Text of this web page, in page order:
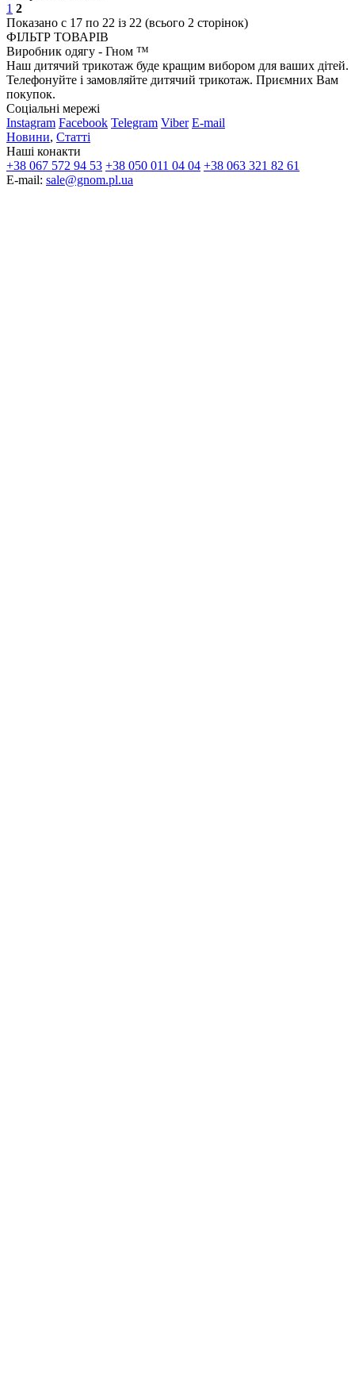
1 2
Показано с 17 по 22 із 22 (всього 2 сторінок)
ФІЛЬТР ТОВАРІВ
Виробник одягу - Гном ™
Наш дитячий трикотаж буде кращим вибором для ваших дітей.
Телефонуйте і замовляйте дитячий трикотаж. Приємних Вам
покупок.
Соціальні мережі
Instagram Facebook Telegram Viber E-mail
Новини, Статті
Наші конакти
+38 067 572 94 53 +38 050 011 04 04 +38 063 321 82 61
E-mail: sale@gnom.pl.ua